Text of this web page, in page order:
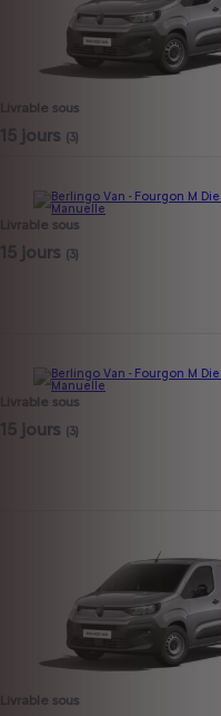
Livrable sous
15 jours (3)
Livrable sous
15 jours (3)
Livrable sous
15 jours (3)
Livrable sous